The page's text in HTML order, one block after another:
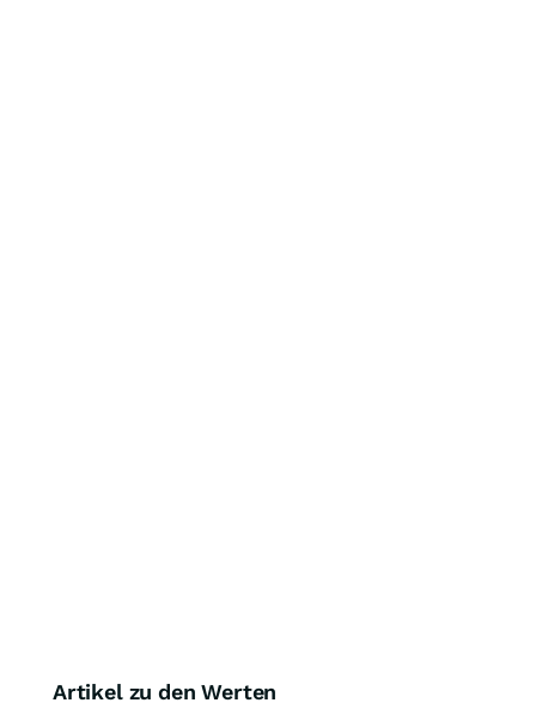
Artikel zu den Werten